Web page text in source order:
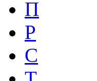
П
Р
С